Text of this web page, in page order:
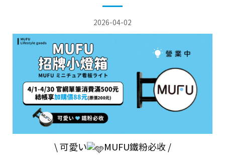
2026-04-02
\ 可愛い
MUFU鐵粉必收 /